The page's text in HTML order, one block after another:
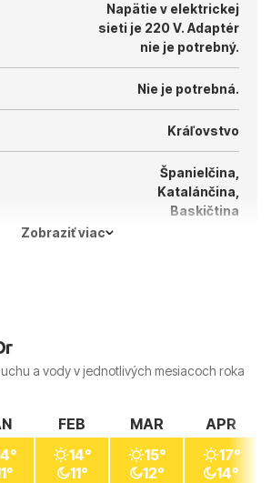
Napätie v elektrickej
sieti je 220 V. Adaptér
nie je potrebný.
Nie je potrebná.
Kráľovstvo
Španielčina,
Katalánčina,
Baskičtina
Zobraziť viac
a vody v jednotlivých mesiacoch roka
FEB
14°
11°
MAR
15°
12°
APR
17°
14°